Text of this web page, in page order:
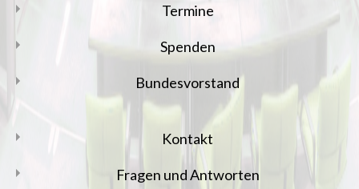
Termine
Spenden
Bundesvorstand
Kontakt
Fragen und Antworten